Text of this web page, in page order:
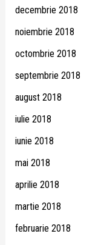
decembrie 2018
noiembrie 2018
octombrie 2018
septembrie 2018
august 2018
iulie 2018
iunie 2018
mai 2018
aprilie 2018
martie 2018
februarie 2018